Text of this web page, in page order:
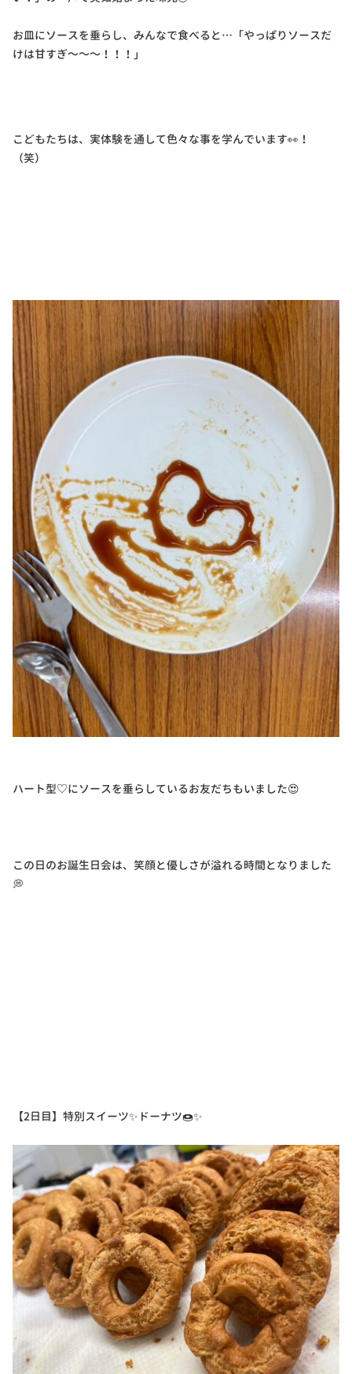
お皿にソースを垂らし、みんなで食べると…「やっぱりソースだ
けは甘すぎ～～～！！！」
こどもたちは、実体験を通して色々な事を学んでいます👀！
（笑）
ハート型♡にソースを垂らしているお友だちもいました😍
この日のお誕生日会は、笑顔と優しさが溢れる時間となりました
💭
【2日目】特別スイーツ✨ドーナツ🍩✨